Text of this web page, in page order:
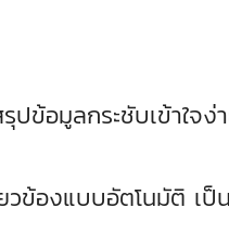
ข้อมูลกระชับเข้าใ
ยวข้องแบบอัตโนมัติ